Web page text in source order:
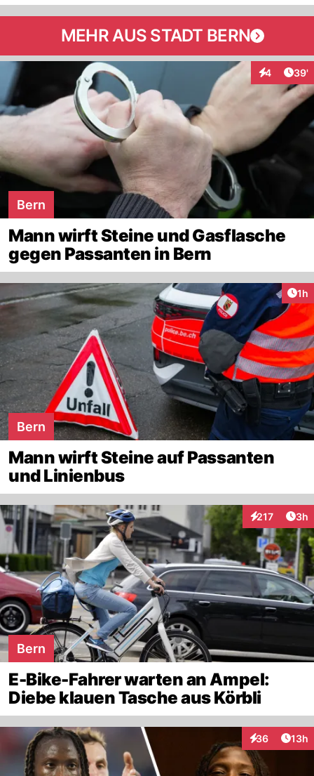
MEHR AUS STADT BERN
4 39'
Bern
Mann wirft Steine und Gasflasche
gegen Passanten in Bern
1h
Bern
Mann wirft Steine auf Passanten
und Linienbus
217
Interaktionen
3h
Bern
E-Bike-Fahrer warten an Ampel:
Diebe klauen Tasche aus Körbli
36
Interaktionen
13h